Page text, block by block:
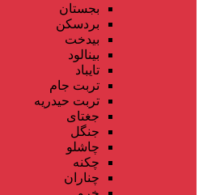
بجستان
بردسکن
بیدخت
بینالود
تایباد
تربت جام
تربت حیدریه
جغتای
جنگل
چاشلو
چکنه
چناران